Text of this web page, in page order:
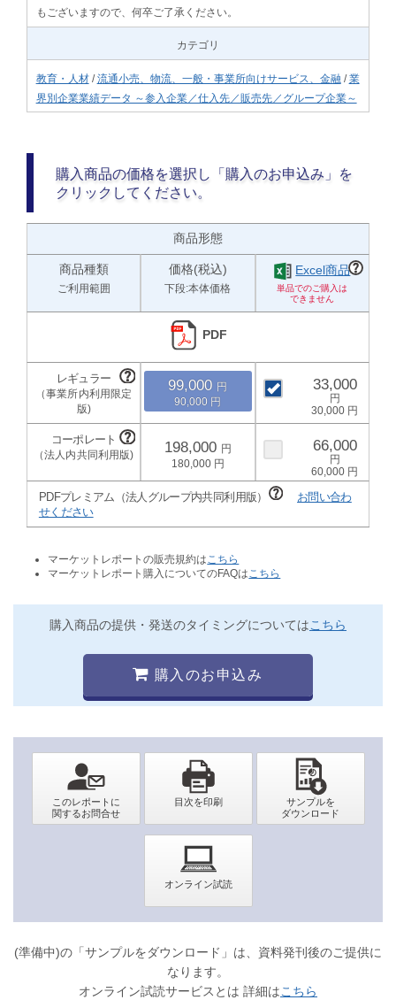
もございますので、何卒ご了承ください。
カテゴリ
教育・人材/流通小売、物流、一般・事業所向けサービス、金融 /業
界別企業業績データ ～参入企業／仕入先／販売先／グループ企業～
購入商品の価格を選択し「購入のお申込み」を
クリックしてください。
商品形態
商品種類
ご利用範囲
価格(税込)
下段:本体価格
Excel商品
PDF
99,000
90,000
33,000
30,000
198,000
180,000
66,000
60,000
PDFプレミアム（法人グループ内共同利用版）
お問い合わ
せください
マーケットレポートの販売規約は こちら
マーケットレポート購入についてのFAQは こちら
購入商品の提供・発送のタイミングについてはこちら
購入のお申込み
(準備中)の「サンプルをダウンロード」は、資料発刊後のご提供に
なります。
オンライン試読サービスとは 詳細はこちら